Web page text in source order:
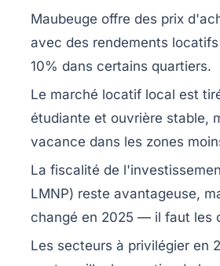
Maubeuge offre des prix
avec des rendements
10% dans certains quartiers.
Le marché locatif local est
étudiante et ouvrière stable,
vacance dans les zones
La fiscalité de
LMNP) reste avantageuse,
changé en 2025 — il faut les
Les secteurs à privilégier en